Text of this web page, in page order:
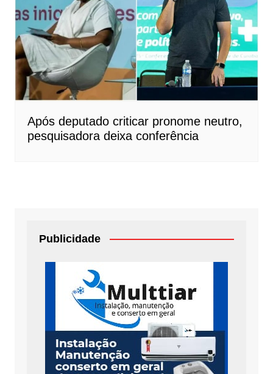
Após deputado criticar pronome neutro,
pesquisadora deixa conferência
Publicidade